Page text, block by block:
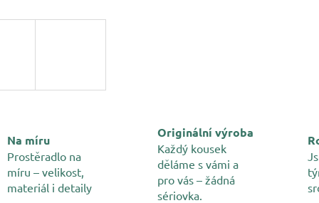
Na míru
Prostěradlo na
míru – velikost,
materiál i detaily
Originální výroba
Každý kousek
děláme s vámi a
pro vás – žádná
sériovka.